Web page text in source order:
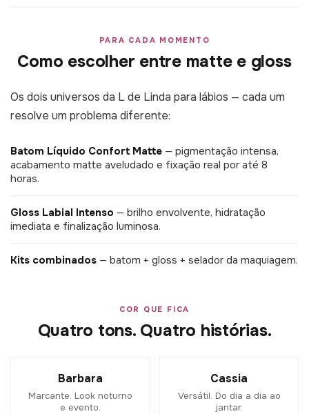
PARA CADA MOMENTO
Como escolher entre matte e gloss
Os dois universos da L de Linda para lábios — cada um
resolve um problema diferente:
Batom Líquido Confort Matte — pigmentação intensa,
acabamento matte aveludado e fixação real por até 8
horas.
Gloss Labial Intenso — brilho envolvente, hidratação
imediata e finalização luminosa.
Kits combinados — batom + gloss + selador da maquiagem.
COR QUE FICA
Quatro tons. Quatro histórias.
Barbara
Marcante. Look noturno
e evento.
Cassia
Versátil. Do dia a dia ao
jantar.